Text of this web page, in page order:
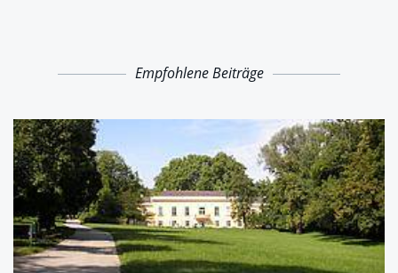
Empfohlene Beiträge